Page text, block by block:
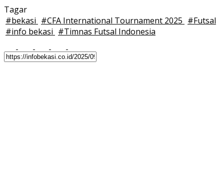
Tagar
#bekasi #CFA International Tournament 2025 #Futsal
#info bekasi #Timnas Futsal Indonesia